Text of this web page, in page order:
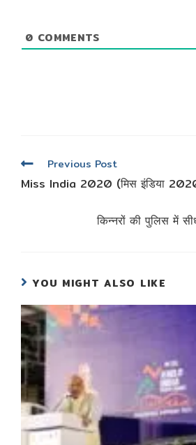
0 COMMENTS
Read
articles
Previous Post
Miss India 2020 (मिस इंडिया
किन्नरों की पुलिस में
YOU MIGHT ALSO LIKE